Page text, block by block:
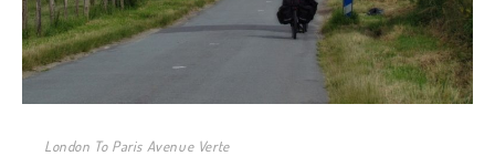
London To Paris Avenue Verte